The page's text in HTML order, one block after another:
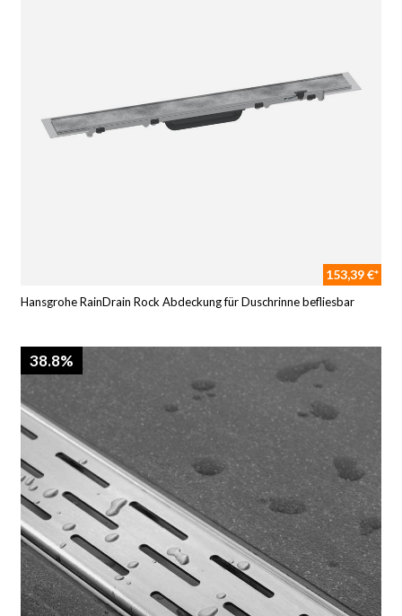
153,39 €*
Hansgrohe RainDrain Rock Abdeckung für Duschrinne befliesbar
38.8%